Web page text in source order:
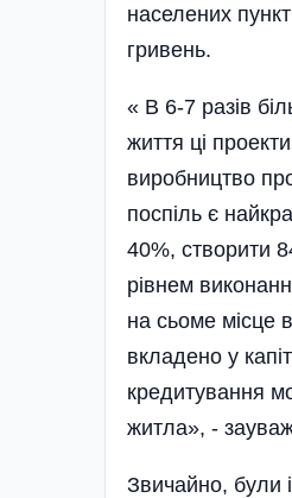
населених
гривень.
« В 6-7 разів
життя ці
виробництво
поспіль є
40%, створити
рівнем
на сьоме місце
вкладено у
кредитування
житла», -
Звичайно, були